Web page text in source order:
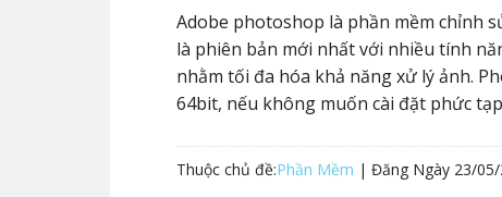
Adobe photoshop là phần mềm chỉnh
là phiên bản mới nhất với nhiều tính
nhằm tối đa hóa khả năng xử lý ảnh.
64bit, nếu không muốn cài đặt phức
Thuộc chủ đề:Phần Mềm | Đăng Ngày 23/